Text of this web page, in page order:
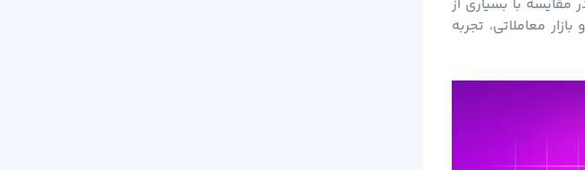
ثابت ۰.۱۱ درصدی است که در مقایسه با بسیاری از
معاملاتی، تجربه